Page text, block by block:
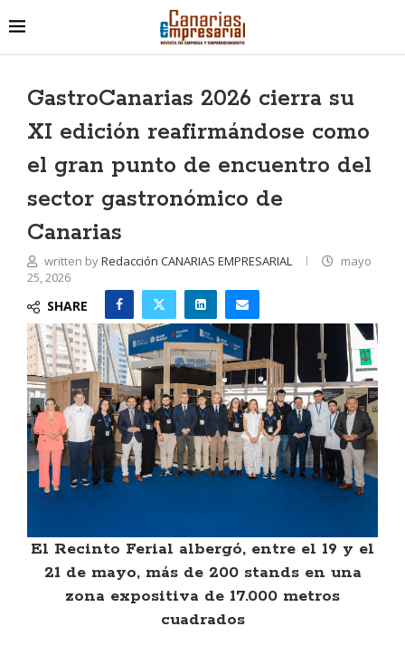
GastroCanarias 2026 cierra su
XI edición reafirmándose como
el gran punto de encuentro del
sector gastronómico de
Canarias
written byRedacción CANARIAS EMPRESARIAL
mayo
25, 2026
SHARE
El Recinto Ferial albergó, entre el 19 y el
21 de mayo, más de 200 stands en una
zona expositiva de 17.000 metros
cuadrados